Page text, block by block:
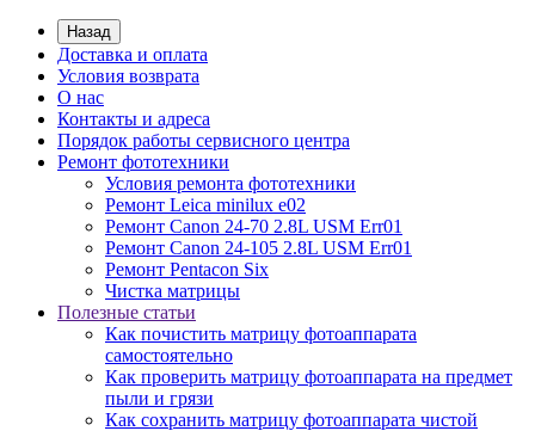
Назад
Доставка и оплата
Условия возврата
О нас
Контакты и адреса
Порядок работы сервисного центра
Ремонт фототехники
Условия ремонта фототехники
Ремонт Leica minilux e02
Ремонт Canon 24-70 2.8L USM Err01
Ремонт Canon 24-105 2.8L USM Err01
Ремонт Pentacon Six
Чистка матрицы
Полезные статьи
Как почистить матрицу фотоаппарата
самостоятельно
Как проверить матрицу фотоаппарата на предмет
пыли и грязи
Как сохранить матрицу фотоаппарата чистой